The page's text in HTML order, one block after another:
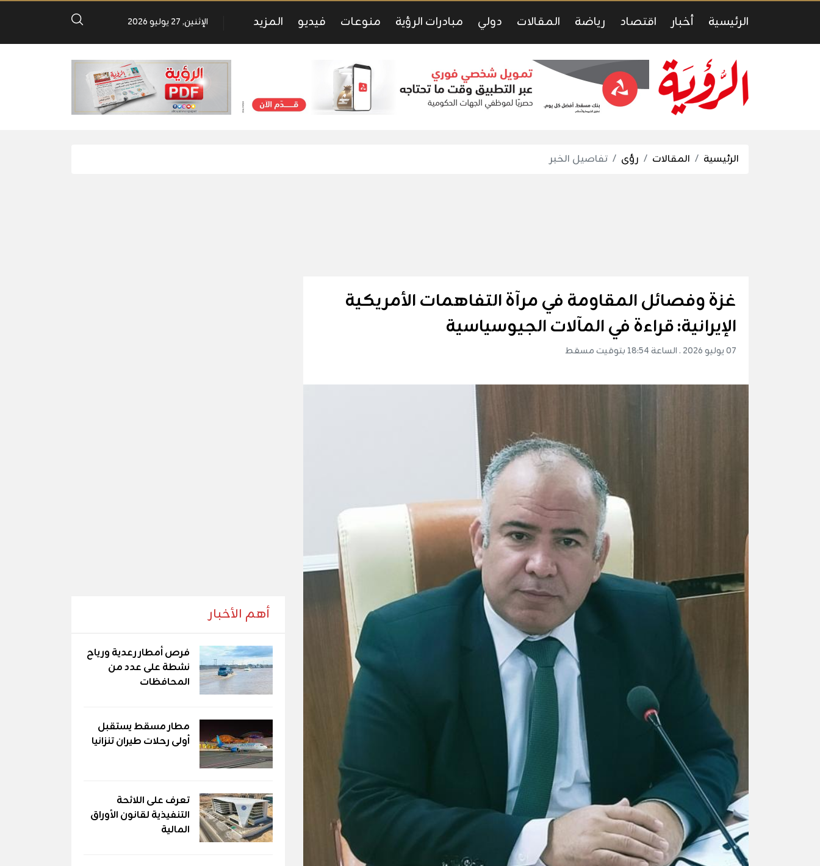
الرئيسية أخبار اقتصاد رياضة المقالات دولي مبادرات الرؤية منوعات فيديو المزيد الإثنين, 27 يوليو 2026
الرئيسية المقالات رؤى تفاصيل الخبر
غزة وفصائل المقاومة في مرآة التفاهمات الأمريكية
الإيرانية: قراءة في المآلات الجيوسياسية
07 يوليو 2026 . الساعة 18:54 بتوقيت مسقط
أهم الأخبار
فرص أمطار رعدية ورياح
نشطة على عدد من
المحافظات
مطار مسقط يستقبل
أولى رحلات طيران تنزانيا
تعرف على اللائحة
التنفيذية لقانون الأوراق
المالية